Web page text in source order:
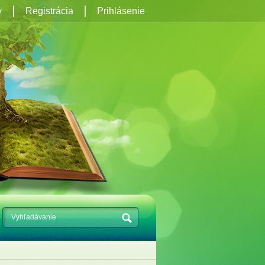
Registrácia Prihlásenie